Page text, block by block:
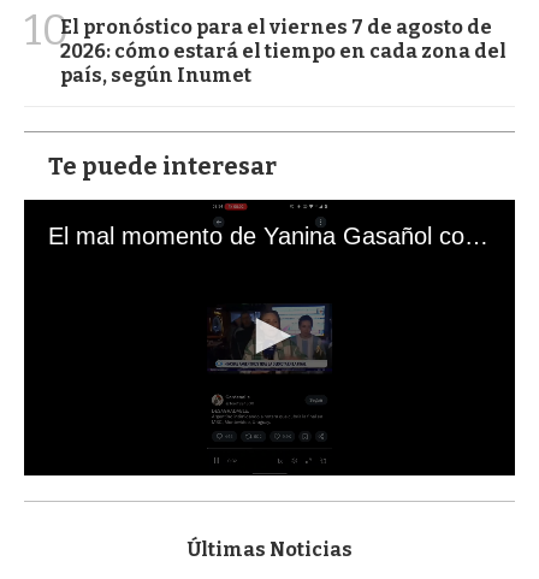
10El pronóstico para el viernes 7 de agosto de
2026: cómo estará el tiempo en cada zona del
país, según Inumet
Te puede interesar
El mal momento de Yanina Gasañol con un hincha argentino en "Subrayado"
s
Últimas Noticias